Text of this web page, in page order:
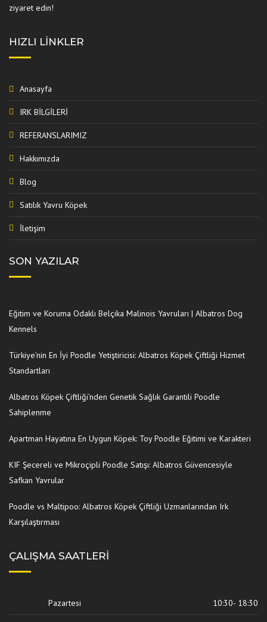
ziyaret edin!
HIZLI LINKLER
Anasayfa
IRK BİLGİLERİ
REFERANSLARIMIZ
Hakkımızda
Blog
Satılık Yavru Köpek
İletişim
SON YAZILAR
Eğitim ve Koruma Odaklı Belçika Malinois Yavruları | Albatros Dog
Kennels
Türkiye’nin En İyi Poodle Yetiştiricisi: Albatros Köpek Çiftliği Hizmet
Standartları
Albatros Köpek Çiftliği’nden Genetik Sağlık Garantili Poodle
Sahiplenme
Apartman Hayatına En Uygun Köpek: Toy Poodle Eğitimi ve Karakteri
KIF Şecereli ve Mikroçipli Poodle Satışı: Albatros Güvencesiyle
Safkan Yavrular
Poodle vs Maltipoo: Albatros Köpek Çiftliği Uzmanlarından Irk
Karşılaştırması
ÇALIŞMA SAATLERI
Pazartesi 10:30- 18:30